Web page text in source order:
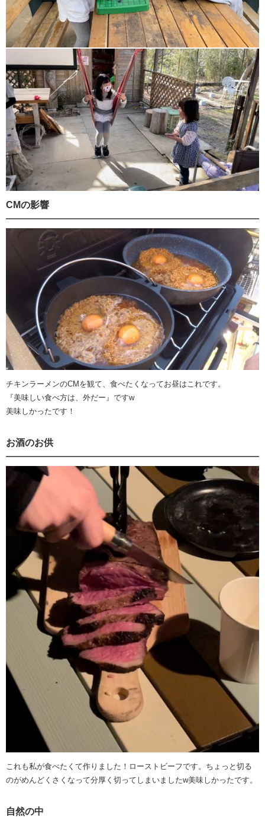
CMの影響
チキンラーメンのCMを観て、食べたくなってお昼はこれです。
『美味しい食べ方は、外だー』ですw
美味しかったです！
お酒のお供
これも私が食べたくて作りました！ローストビーフです。ちょっと切る
のがめんどくさくなって分厚く切ってしまいましたw美味しかったです。
自然の中